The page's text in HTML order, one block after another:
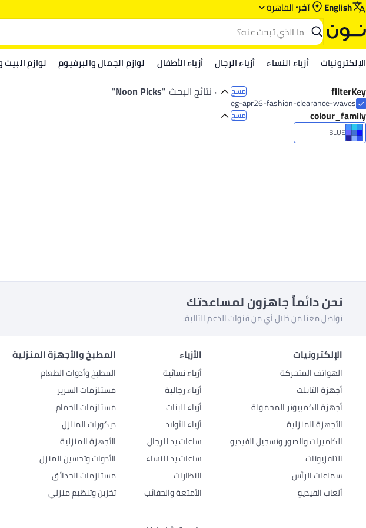
English آخر القاهرة
الإلكترونيات أزياء النساء أزياء الرجال أزياء الأطفال لوازم الجمال والبرفيوم لوازم البيت
filterKey مسح
eg-apr26-fashion-clearance-waves
colour_family
مسح
BLUE
٠ نتائج البحث "
Noon Picks
"
نحن دائماً جاهزون لمساعدتك
تواصل معنا من خلال أي من قنوات الدعم التالية:
الإلكترونيات
الهواتف المتحركة
أجهزة التابلت
أجهزة الكمبيوتر المحمولة
الأجهزة المنزلية
الكاميرات والصور وتسجيل الفيديو
التلفزيونات
سماعات الرأس
ألعاب الفيديو
الأزياء
أزياء نسائية
أزياء رجالية
أزياء البنات
أزياء الأولاد
ساعات يد للرجال
ساعات يد للنساء
النظارات
الأمتعة والحقائب
المطبخ والأجهزة المنزلية
المطبخ وأدوات الطعام
مستلزمات السرير
مستلزمات الحمام
ديكورات المنازل
الأجهزة المنزلية
الأدوات وتحسين المنزل
مستلزمات الحدائق
تخزين وتنظيم منزلي